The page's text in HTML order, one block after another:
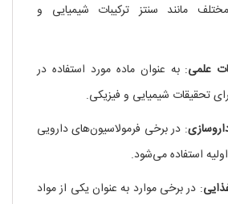
مانند سنتز ترکیبات شیمیایی و
علمی: به عنوان ماده مورد استفاده در
تحقیقات شیمیایی و فیزیکی.
: در برخی فرمولاسیون‌های دارویی
استفاده می‌شود.
: در برخی موارد به عنوان یکی از مواد